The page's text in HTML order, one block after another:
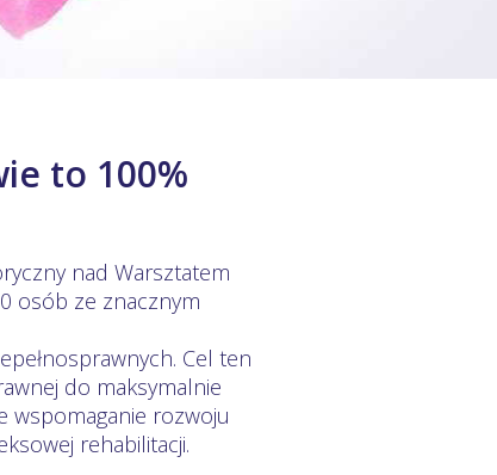
to 100%
nad Warsztatem
osób ze znacznym
Cel ten
do maksymalnie
wspomaganie rozwoju
rehabilitacji.